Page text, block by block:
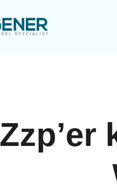
Zzp’er